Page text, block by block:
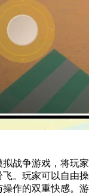
战争游戏，将玩
。玩家可以自由
作的双重快感。